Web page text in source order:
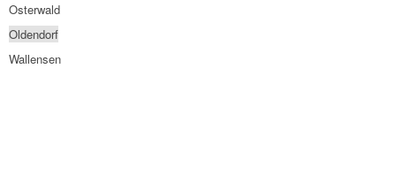
Osterwald
Oldendorf
Wallensen